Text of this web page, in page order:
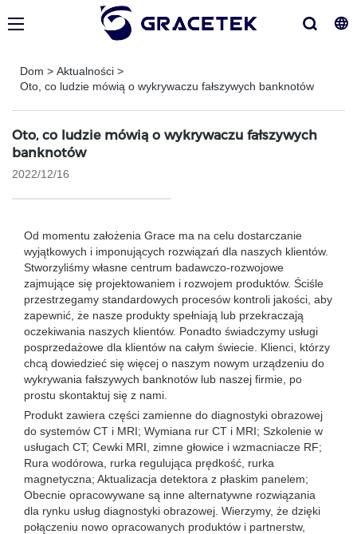
Dom > Aktualności >
Oto, co ludzie mówią o wykrywaczu fałszywych banknotów
Oto, co ludzie mówią o wykrywaczu fałszywych
banknotów
2022/12/16
Od momentu założenia Grace ma na celu dostarczanie
wyjątkowych i imponujących rozwiązań dla naszych klientów.
Stworzyliśmy własne centrum badawczo-rozwojowe
zajmujące się projektowaniem i rozwojem produktów. Ściśle
przestrzegamy standardowych procesów kontroli jakości, aby
zapewnić, że nasze produkty spełniają lub przekraczają
oczekiwania naszych klientów. Ponadto świadczymy usługi
posprzedażowe dla klientów na całym świecie. Klienci, którzy
chcą dowiedzieć się więcej o naszym nowym urządzeniu do
wykrywania fałszywych banknotów lub naszej firmie, po
prostu skontaktuj się z nami.
Produkt zawiera części zamienne do diagnostyki obrazowej
do systemów CT i MRI; Wymiana rur CT i MRI; Szkolenie w
usługach CT; Cewki MRI, zimne głowice i wzmacniacze RF;
Rura wodórowa, rurka regulująca prędkość, rurka
magnetyczna; Aktualizacja detektora z płaskim panelem;
Obecnie opracowywane są inne alternatywne rozwiązania
dla rynku usług diagnostyki obrazowej. Wierzymy, że dzięki
połączeniu nowo opracowanych produktów i partnerstw,